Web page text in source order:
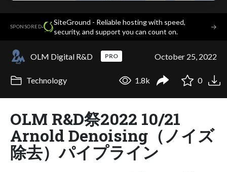
SPONSORED·
SiteGround - Reliable hosting with speed,
security, and support you can count on.
→
OLM Digital R&D PRO October 25, 2022
Technology 1.8k 0
OLM R&D祭2022 10/21
Arnold Denoising（ノイズ
除去）パイプライン